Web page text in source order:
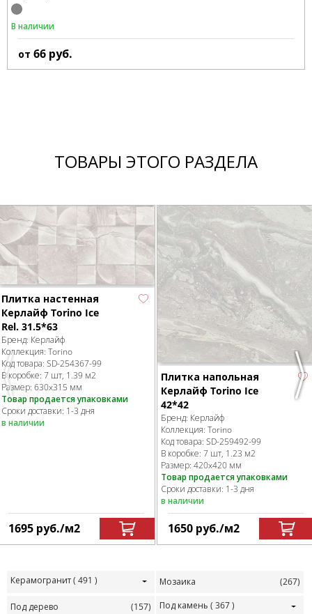
В наличии
от 66 руб.
ТОВАРЫ ЭТОГО РАЗДЕЛА
Previous
Плитка настенная
Керлайф Torino Ice
Rel. 31.5*63
Бренд: Керлайф
Коллекция: Torino
Код товара: SD-254367-99
В коробке: 7 шт, 1.39 м2
Размер: 630x315 мм
Товар продается упаковками
Сроки доставки: 1-3 дня
в наличии
1695 руб./м2
Плитка напольная
Керлайф Torino Ice
42*42
Бренд: Керлайф
Коллекция: Torino
Код товара: SD-259492-99
В коробке: 7 шт, 1.23 м2
Размер: 420x420 мм
Товар продается упаковками
Сроки доставки: 1-3 дня
в наличии
1650 руб./м2
Керамогранит( 491 ) Мозаика (267)
Под дерево (157) Под камень ( 367 )